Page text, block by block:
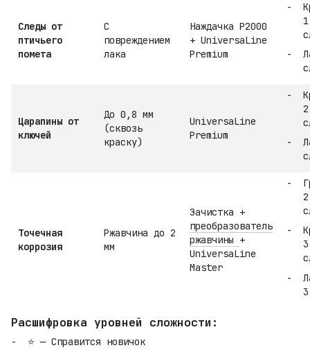
Следы от
птичьего
помета
С
повреждением
лака
Наждачка P2000
+ UniversaLine
Premium
Царапины от
ключей
До 0,8 мм
(сквозь
краску)
UniversaLine
Premium
Точечная
коррозия
Ржавчина до 2
мм
Зачистка +
преобразователь
ржавчины +
UniversaLine
Master
Расшифровка уровней сложности:
⭐ — Справится новичок